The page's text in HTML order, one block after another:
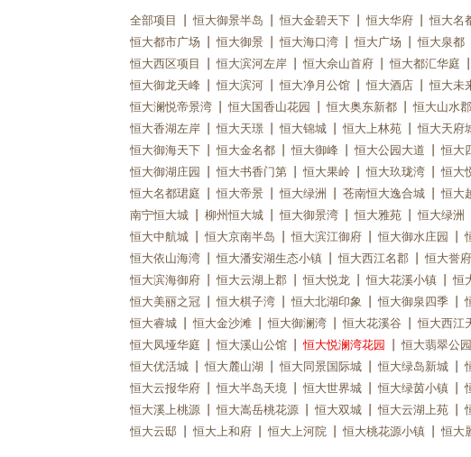
全部项目 恒大御景半岛 恒大金碧天下 恒大华府 恒大名
恒大都市广场
恒大御景 恒大海口湾 恒大广场 恒大泉都
恒大西区项目
恒大滨河左岸 恒大佘山首府 恒大都汇华庭
恒大御龙天峰
恒大滨河 恒大净月公馆 恒大酒店 恒大未
恒大澜悦帝景湾
恒大国香山花园 恒大奥东新都 恒大山水郡
恒大香湖左岸
恒大天璟 恒大锦城 恒大上林苑 恒大天府
恒大御海天下
恒大金名都 恒大御峰 恒大公园大道 恒大
恒大御湖庄园
恒大书香门第 恒大果岭 恒大玖珑湾 恒大
恒大名都珺庭
恒大帝景 恒大绿洲 苍南恒大逸合城 恒大
南宁恒大城
柳州恒大城 恒大御景湾 恒大雅苑 恒大绿洲
恒大中航城
恒大京南半岛 恒大滨江御府 恒大御水庄园
恒大依山海湾
恒大潘安湖生态小镇 恒大西江名郡 恒大誉府
恒大滨海御府
恒大云湖上郡 恒大悦龙 恒大花溪小镇 恒
恒大美丽之冠
恒大棋子湾 恒大北湖印象 恒大御泉四季
恒大睿城
恒大金沙滩 恒大御澜湾 恒大花溪谷 恒大西江
恒大凤垭华庭
恒大溪山公馆 恒大悦澜湾花园 恒大翡翠公园
恒大优活城
恒大麓山湖 恒大同景国际城 恒大绿岛新城
恒大云报华府
恒大半岛天境 恒大世界城 恒大绿茵小镇
恒大溪上桃源
恒大嵩岳桃花源 恒大双城 恒大云湖上苑
恒大云邸
恒大上和府 恒大上河院 恒大桃花源小镇 恒大